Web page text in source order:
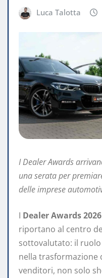
Luca Talotta
I Dealer Awards
una serata per
delle imprese
I Dealer Awards 2026
riportano al centro
sottovalutato: il
nella trasformazione
venditori, non solo